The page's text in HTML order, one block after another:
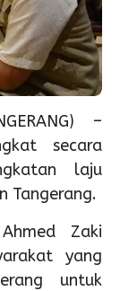
–
secara
laju
Tangerang.
Zaki
yang
untuk